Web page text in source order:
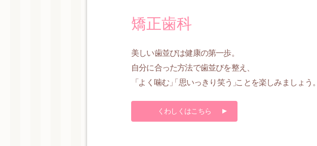
矯正歯科
美しい歯並びは健康の第一歩。
自分に合った方法で歯並びを整え、
「 よく噛む 「思いっきり笑う 」ことを楽しみましょう。
くわしくはこちら